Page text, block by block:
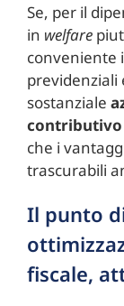
Se, per il
in welfare
conveniente
previdenziali
sostanziale
contributivo
che i
trascurabili
Il punto
fiscale,